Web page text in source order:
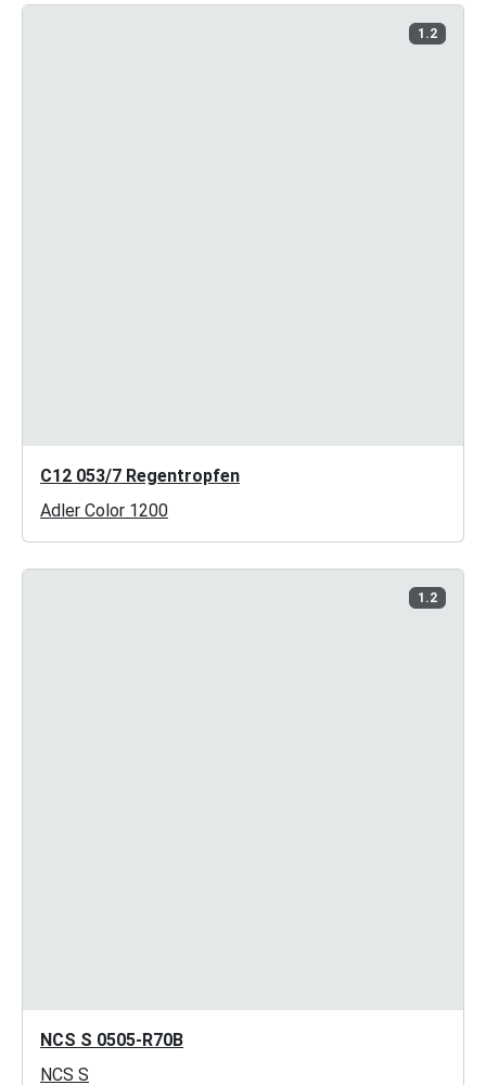
1.2
C12 053/7 Regentropfen
Adler Color 1200
1.2
NCS S 0505-R70B
NCS S